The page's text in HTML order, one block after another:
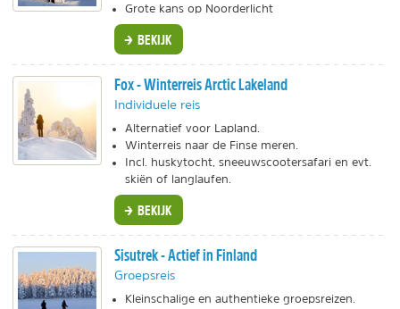
Grote kans op Noorderlicht
BEKIJK
Fox - Winterreis Arctic Lakeland
Individuele reis
Alternatief voor Lapland.
Winterreis naar de Finse meren.
Incl. huskytocht, sneeuwscootersafari en evt.
skiën of langlaufen.
BEKIJK
Sisutrek - Actief in Finland
Groepsreis
Kleinschalige en authentieke groepsreizen.